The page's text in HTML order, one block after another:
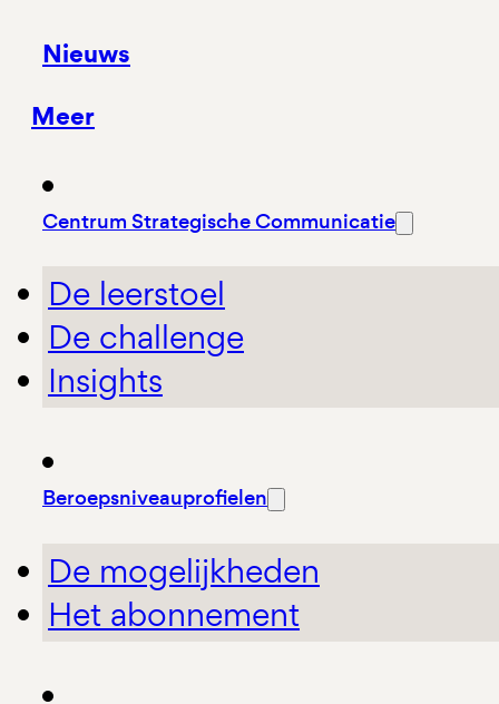
Nieuws
Meer
Centrum Strategische Communicatie
De leerstoel
De challenge
Insights
Beroepsniveauprofielen
De mogelijkheden
Het abonnement